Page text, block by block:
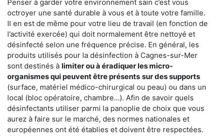
Penser à garder votre environnement sain c’est vous
octroyer une santé durable à vous et à toute votre famille.
Il en est de même pour votre lieu de travail (en fonction de
l’activité exercée) qui doit normalement être nettoyé et
désinfecté selon une fréquence précise. En général, les
produits utilisés pour la désinfection à Cagnes-sur-Mer
sont destinés à limiter ou à éradiquer les micro-
organismes qui peuvent être présents sur des supports
(surface, matériel médico-chirurgical ou peau) ou dans un
local (bloc opératoire, chambre…). Afin de savoir quels
désinfectants utiliser parmi la panoplie de choix que vous
aurez à faire sur le marché, des normes nationales et
européennes ont été établies et doivent être respectées.